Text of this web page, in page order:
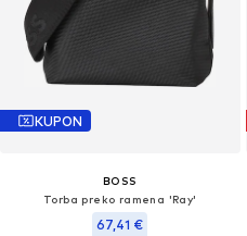
KUPON
BOSS
Torba preko ramena 'Ray'
67,41 €